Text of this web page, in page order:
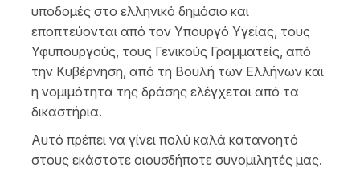
υποδομές στο ελληνικό δημόσιο και
εποπτεύονται από τον Υπουργό Υγείας, τους
Υφυπουργούς, τους Γενικούς Γραμματείς, από
την Κυβέρνηση, από τη Βουλή των Ελλήνων και
η νομιμότητα της δράσης ελέγχεται από τα
δικαστήρια.
Αυτό πρέπει να γίνει πολύ καλά κατανοητό
στους εκάστοτε οιουσδήποτε συνομιλητές μας.